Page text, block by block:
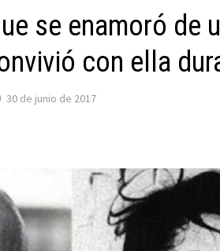
se enamoró de
con ella
30 de junio de 2017